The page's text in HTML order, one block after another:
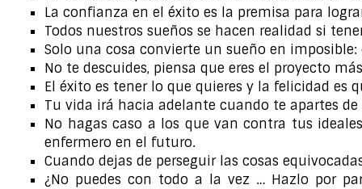
La confianza en el éxito es la premisa para
Todos nuestros sueños se hacen realidad si
Solo una cosa convierte un sueño en
No te descuides, piensa que eres el proyecto
El éxito es tener lo que quieres y la felicidad es
Tu vida irá hacia adelante cuando te apartes
No hagas caso a los que van contra tus
enfermero en el futuro.
Cuando dejas de perseguir las cosas
¿No puedes con todo a la vez … Hazlo por